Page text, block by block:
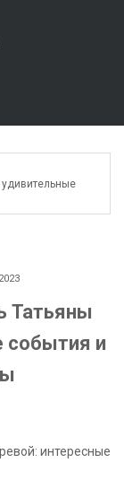
Татьяны
события и